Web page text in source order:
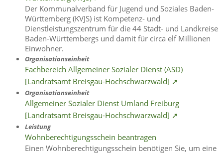
Der Kommunalverband für Jugend und Soziales Baden-
Württemberg (KVJS) ist Kompetenz- und
Dienstleistungszentrum für die 44 Stadt- und Landkreise
Baden-Württembergs und damit für circa elf Millionen
Einwohner.
Organisationseinheit
Fachbereich Allgemeiner Sozialer Dienst (ASD)
[Landratsamt Breisgau-Hochschwarzwald] ➚
Organisationseinheit
Allgemeiner Sozialer Dienst Umland Freiburg
[Landratsamt Breisgau-Hochschwarzwald] ➚
Leistung
Wohnberechtigungsschein beantragen
Einen Wohnberechtigungsschein benötigen Sie, um eine